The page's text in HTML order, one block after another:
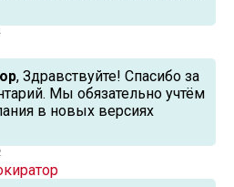
, Здравствуйте! Спасибо за
Мы обязательно учтём
в новых версиях